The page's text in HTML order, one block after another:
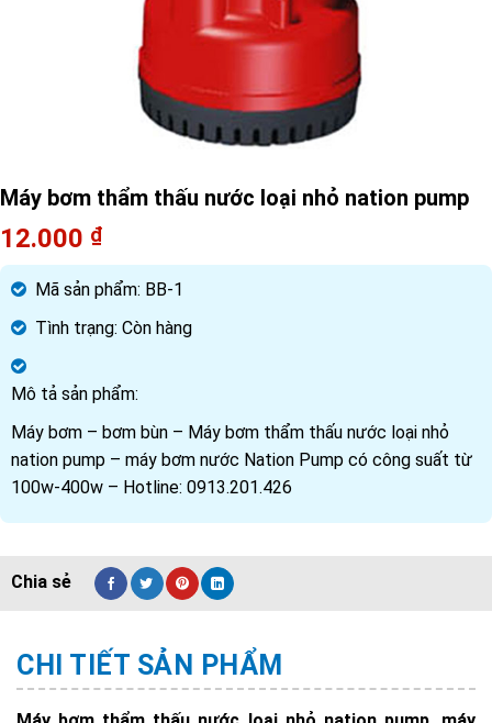
Máy bơm thẩm thấu nước loại nhỏ nation pump
12.000 ₫
Mã sản phẩm: BB-1
Tình trạng: Còn hàng
Mô tả sản phẩm:
Máy bơm – bơm bùn – Máy bơm thẩm thấu nước loại nhỏ
nation pump – máy bơm nước Nation Pump có công suất từ
100w-400w – Hotline: 0913.201.426
CHI TIẾT SẢN PHẨM